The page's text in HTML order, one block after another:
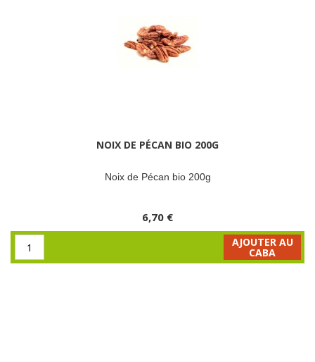
NOIX DE PÉCAN BIO 200G
Noix de Pécan bio 200g
6,70 €
AJOUTER AU
CABA